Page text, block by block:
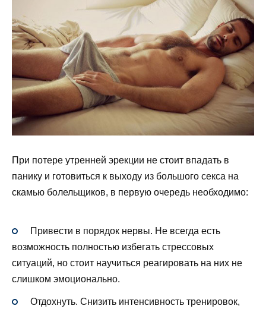
При потере утренней эрекции не стоит впадать в
панику и готовиться к выходу из большого секса на
скамью болельщиков, в первую очередь необходимо:
Привести в порядок нервы. Не всегда есть
возможность полностью избегать стрессовых
ситуаций, но стоит научиться реагировать на них не
слишком эмоционально.
Отдохнуть. Снизить интенсивность тренировок,